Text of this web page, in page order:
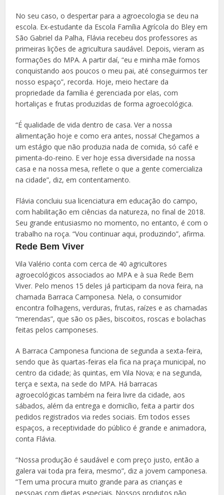
No seu caso, o despertar para a agroecologia se deu na
escola. Ex-estudante da Escola Família Agrícola do Bley em
São Gabriel da Palha, Flávia recebeu dos professores as
primeiras lições de agricultura saudável. Depois, vieram as
formações do MPA. A partir daí, “eu e minha mãe fomos
conquistando aos poucos o meu pai, até conseguirmos ter
nosso espaço”, recorda. Hoje, meio hectare da
propriedade da família é gerenciada por elas, com
hortaliças e frutas produzidas de forma agroecológica.
“É qualidade de vida dentro de casa. Ver a nossa
alimentação hoje e como era antes, nossa! Chegamos a
um estágio que não produzia nada de comida, só café e
pimenta-do-reino. E ver hoje essa diversidade na nossa
casa e na nossa mesa, reflete o que a gente comercializa
na cidade”, diz, em contentamento.
Flávia concluiu sua licenciatura em educação do campo,
com habilitação em ciências da natureza, no final de 2018.
Seu grande entusiasmo no momento, no entanto, é com o
trabalho na roça. “Vou continuar aqui, produzindo”, afirma.
Rede Bem Viver
Vila Valério conta com cerca de 40 agricultores
agroecológicos associados ao MPA e à sua Rede Bem
Viver. Pelo menos 15 deles já participam da nova feira, na
chamada Barraca Camponesa. Nela, o consumidor
encontra folhagens, verduras, frutas, raízes e as chamadas
“merendas”, que são os pães, biscoitos, roscas e bolachas
feitas pelos camponeses.
A Barraca Camponesa funciona de segunda a sexta-feira,
sendo que às quartas-feiras ela fica na praça municipal, no
centro da cidade; às quintas, em Vila Nova; e na segunda,
terça e sexta, na sede do MPA. Há barracas
agroecológicas também na feira livre da cidade, aos
sábados, além da entrega e domicílio, feita a partir dos
pedidos registrados via redes sociais. Em todos esses
espaços, a receptividade do público é grande e animadora,
conta Flávia.
“Nossa produção é saudável e com preço justo, então a
galera vai toda pra feira, mesmo”, diz a jovem camponesa.
”Tem uma procura muito grande para as crianças e
pessoas com dietas especiais. Nossos produtos não